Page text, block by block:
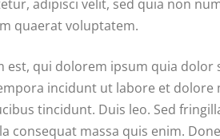
adipisci velit, sed quia non
quaerat voluptatem.
est, qui dolorem ipsum quia dolor
incidunt ut labore et
tincidunt. Duis leo. Sed
consequat massa quis enim.